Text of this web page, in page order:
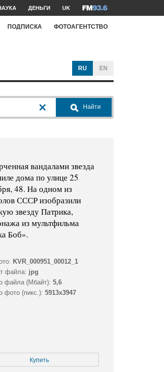
ДЕНЬГИ UK
ПОДПИСКА ФОТОАГЕНТСТВО
RU EN
Найти
вандалами звезда
дома по улице 25
48. На одном из
СССР изобразили
звезду Патрика,
из мультфильма
Боб».
KVR_000951_00012_1
файла: jpg
файла (Мбайт): 5,6
фото (пикс.): 5913x3947
Купить